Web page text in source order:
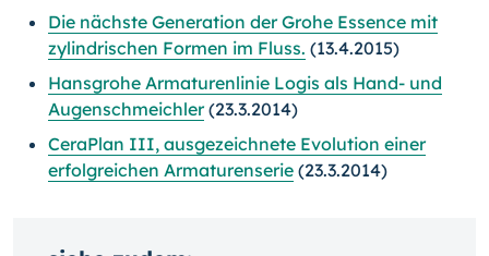
Die nächste Generation der Grohe Essence mit
zylindrischen Formen im Fluss. (13.4.2015)
Hansgrohe Armaturenlinie Logis als Hand- und
Augenschmeichler(23.3.2014)
CeraPlan III, ausgezeichnete Evolution einer
erfolgreichen Armaturenserie (23.3.2014)